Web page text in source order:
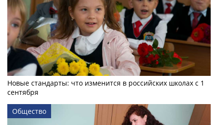
Новые стандарты: что изменится в российских школах с 1
сентября
Общество